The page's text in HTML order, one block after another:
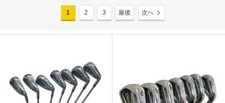
1 2 3 最後 次へ